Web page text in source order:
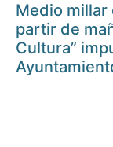
Medio millar
partir de
Cultura”